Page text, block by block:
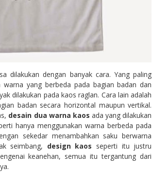
dilakukan dengan banyak cara. Yang paling
yang berbeda pada bagian badan dan
dilakukan pada kaos raglan. Cara lain adalah
badan secara horizontal maupun vertikal.
desain dua warna kaos ada yang dilakukan
hanya menggunakan warna berbeda pada
sekedar menambahkan saku berwarna
seimbang, design kaos seperti itu justru
keanehan, semua itu tergantung dari